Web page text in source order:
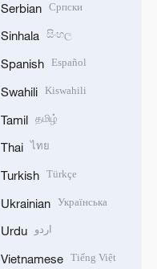
Serbian Српски
Sinhala සිංහල
Spanish Español
Swahili Kiswahili
Tamil தமிழ்
Thai ไทย
Turkish Türkçe
Ukrainian Українська
Urdu اردو
Vietnamese Tiếng Việt